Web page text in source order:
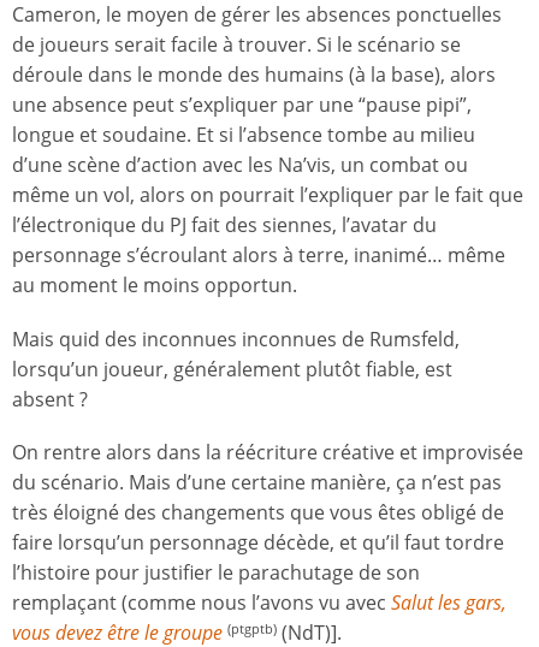
Cameron, le moyen de gérer les absences ponctuelles
de joueurs serait facile à trouver. Si le scénario se
déroule dans le monde des humains (à la base), alors
une absence peut s’expliquer par une “pause pipi”,
longue et soudaine. Et si l’absence tombe au milieu
d’une scène d’action avec les Na’vis, un combat ou
même un vol, alors on pourrait l’expliquer par le fait que
l’électronique du PJ fait des siennes, l’avatar du
personnage s’écroulant alors à terre, inanimé… même
au moment le moins opportun.
Mais quid des inconnues inconnues de Rumsfeld,
lorsqu’un joueur, généralement plutôt fiable, est
absent ?
On rentre alors dans la réécriture créative et improvisée
du scénario. Mais d’une certaine manière, ça n’est pas
très éloigné des changements que vous êtes obligé de
faire lorsqu’un personnage décède, et qu’il faut tordre
l’histoire pour justifier le parachutage de son
remplaçant (comme nous l’avons vu avec Salut les gars,
vous devez être le groupe (ptgptb) (NdT)].